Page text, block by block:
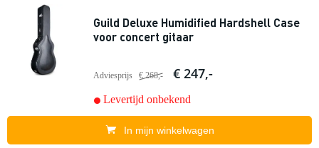
Guild Deluxe Humidified Hardshell Case
voor concert gitaar
Adviesprijs € 268,- € 247,-
Levertijd onbekend
In mijn winkelwagen